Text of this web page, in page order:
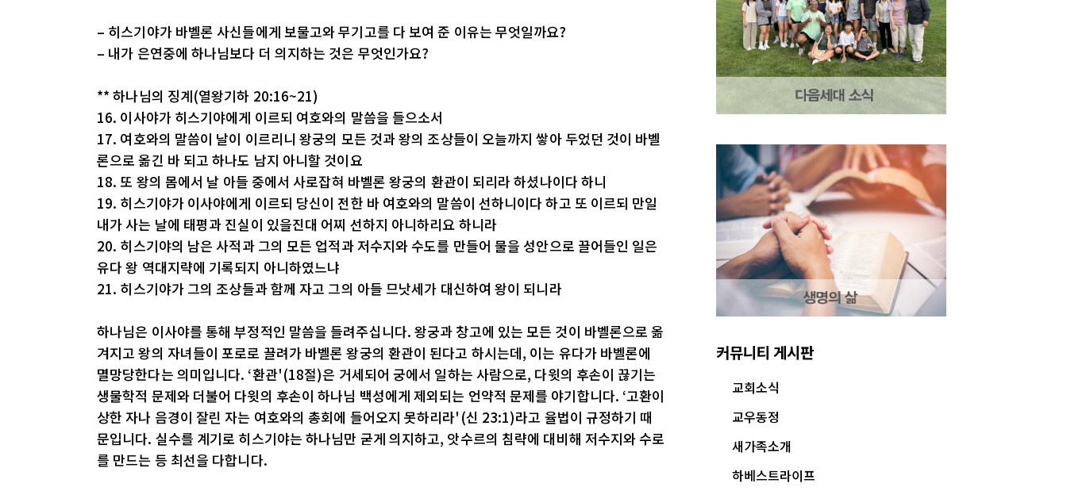
– 히스기야가 바벨론 사신들에게 보물고와 무기고를 다 보여 준 이유는 무엇일까요?
– 내가 은연중에 하나님보다 더 의지하는 것은 무엇인가요?
** 하나님의 징계(열왕기하 20:16~21)
16. 이사야가 히스기야에게 이르되 여호와의 말씀을 들으소서
17. 여호와의 말씀이 날이 이르리니 왕궁의 모든 것과 왕의 조상들이 오늘까지 쌓아 두었던 것이 바벨
론으로 옮긴 바 되고 하나도 남지 아니할 것이요
18. 또 왕의 몸에서 날 아들 중에서 사로잡혀 바벨론 왕궁의 환관이 되리라 하셨나이다 하니
19. 히스기야가 이사야에게 이르되 당신이 전한 바 여호와의 말씀이 선하니이다 하고 또 이르되 만일
내가 사는 날에 태평과 진실이 있을진대 어찌 선하지 아니하리요 하니라
20. 히스기야의 남은 사적과 그의 모든 업적과 저수지와 수도를 만들어 물을 성안으로 끌어들인 일은
유다 왕 역대지략에 기록되지 아니하였느냐
21. 히스기야가 그의 조상들과 함께 자고 그의 아들 므낫세가 대신하여 왕이 되니라
하나님은 이사야를 통해 부정적인 말씀을 들려주십니다. 왕궁과 창고에 있는 모든 것이 바벨론으로 옮
겨지고 왕의 자녀들이 포로로 끌려가 바벨론 왕궁의 환관이 된다고 하시는데, 이는 유다가 바벨론에
멸망당한다는 의미입니다. ‘환관'(18절)은 거세되어 궁에서 일하는 사람으로, 다윗의 후손이 끊기는
생물학적 문제와 더불어 다윗의 후손이 하나님 백성에게 제외되는 언약적 문제를 야기합니다. ‘고환이
상한 자나 음경이 잘린 자는 여호와의 총회에 들어오지 못하리라'(신 23:1)라고 율법이 규정하기 때
문입니다. 실수를 계기로 히스기야는 하나님만 굳게 의지하고, 앗수르의 침략에 대비해 저수지와 수로
를 만드는 등 최선을 다합니다.
커뮤니티 게시판
교회소식
교우동정
새가족소개
하베스트라이프